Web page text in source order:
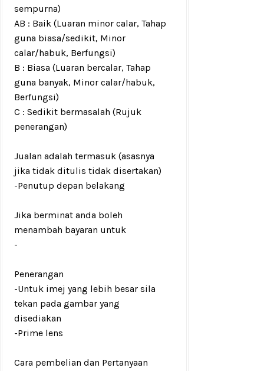
sempurna)
AB : Baik (Luaran minor calar, Tahap
guna biasa/sedikit, Minor
calar/habuk, Berfungsi)
B : Biasa (Luaran bercalar, Tahap
guna banyak, Minor calar/habuk,
Berfungsi)
C : Sedikit bermasalah (Rujuk
penerangan)
Jualan adalah termasuk (asasnya
jika tidak ditulis tidak disertakan)
-Penutup depan belakang
Jika berminat anda boleh
menambah bayaran untuk
-
Penerangan
-Untuk imej yang lebih besar sila
tekan pada gambar yang
disediakan
-Prime lens
Cara pembelian dan Pertanyaan